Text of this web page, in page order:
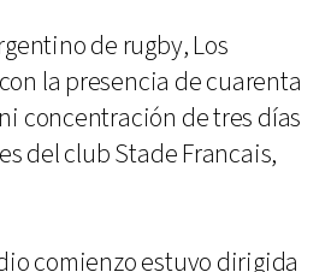
de rugby, Los
la presencia de cuarenta
concentración de tres días
del club Stade Francais,
comienzo estuvo dirigida